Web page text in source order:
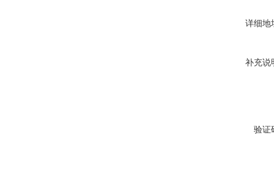
详细地
补充说
验证